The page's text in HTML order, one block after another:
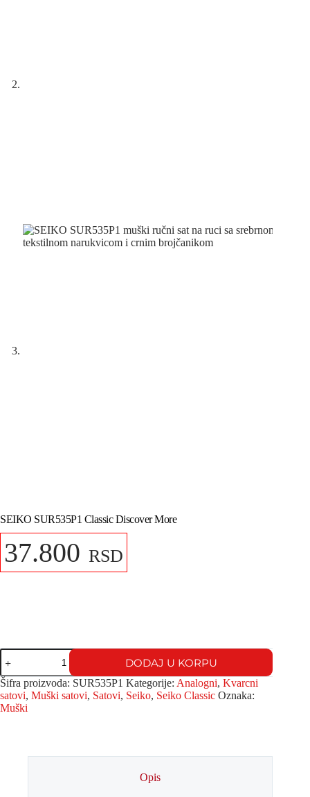
SEIKO SUR535P1 Classic Discover More
37.800 RSD
DODAJ U KORPU
Šifra proizvoda: SUR535P1 Kategorije: Analogni, Kvarcni
satovi, Muški satovi, Satovi, Seiko, Seiko Classic Oznaka:
Muški
Opis